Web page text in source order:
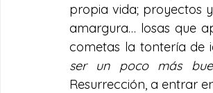
propia vida; proyectos
amargura… losas que
cometas la tontería de
ser un poco más
Resurrección, a entrar